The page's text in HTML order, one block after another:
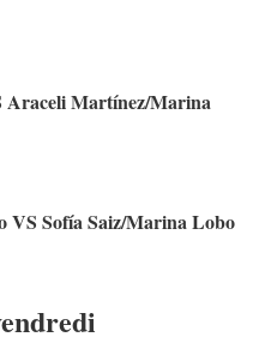
Araceli Martínez/Marina
Sofía Saiz/Marina Lobo